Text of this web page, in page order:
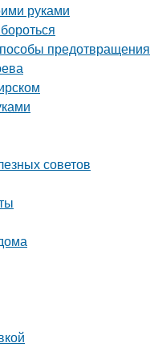
руками
предотвращения
советов